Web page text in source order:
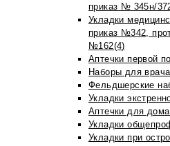
приказ № 345н/
Укладки
приказ №342,
№162(4)
Аптечки первой
Наборы для
Фельдшерские
Укладки
Аптечки для
Укладки
Укладки при